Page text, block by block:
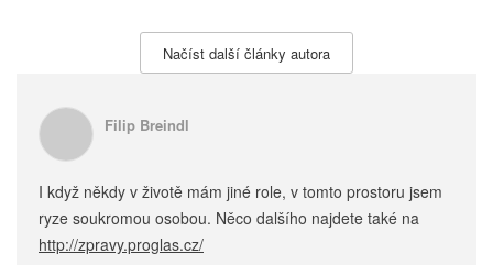
Načíst další články autora
Filip Breindl
I když někdy v životě mám jiné role, v tomto prostoru jsem
ryze soukromou osobou. Něco dalšího najdete také na
http://zpravy.proglas.cz/